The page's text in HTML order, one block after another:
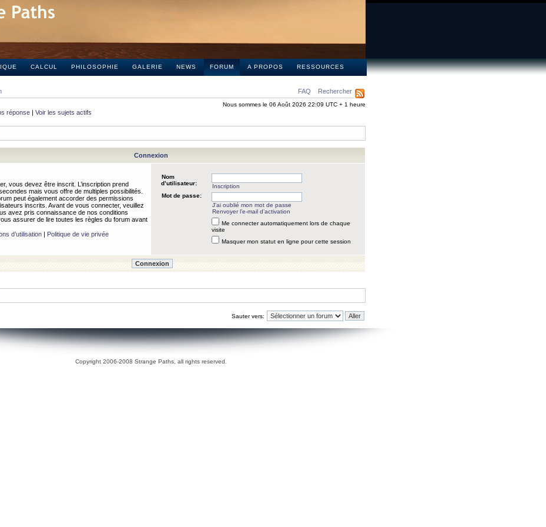
CALCUL PHILOSOPHIE GALERIE NEWS FORUM A PROPOS RESSOURCES
FAQ Rechercher
Nous sommes le 06 Août 2026 22:09 UTC + 1 heure
réponse | Voir les sujets actifs
Connexion
vous devez être inscrit. L’inscription prend
mais vous offre de multiples possibilités.
peut également accorder des permissions
inscrits. Avant de vous connecter, veuillez
avez pris connaissance de nos conditions
assurer de lire toutes les règles du forum avant
d’utilisation| Politique de vie privée
Nom
d’utilisateur:
Inscription
Mot de passe:
J’ai oublié mon mot de passe
Renvoyer l’e-mail d’activation
Me connecter automatiquement lors de chaque
visite
Masquer mon statut en ligne pour cette session
Sauter vers:
Copyright 2006-2008 Strange Paths, all rights reserved.